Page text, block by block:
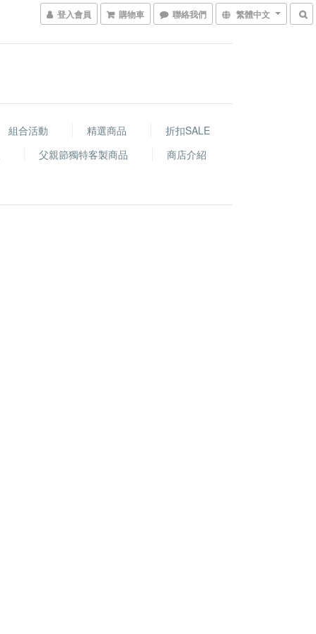
登入會員 購物車 聯絡我們 繁體中文
組合活動 精選商品
折扣SALE
父親節獨特客製商品
商店介紹